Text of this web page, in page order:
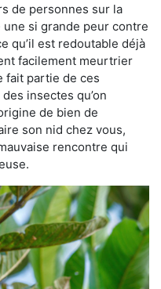
de personnes sur la
si grande peur contre
qu’il est redoutable déjà
facilement meurtrier
fait partie de ces
insectes qu’on
de bien de
son nid chez vous,
rencontre qui